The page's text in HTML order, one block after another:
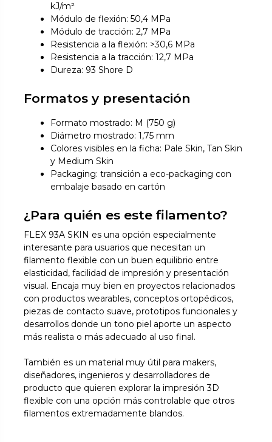
kJ/m²
Módulo de flexión: 50,4 MPa
Módulo de tracción: 2,7 MPa
Resistencia a la flexión: >30,6 MPa
Resistencia a la tracción: 12,7 MPa
Dureza: 93 Shore D
Formatos y presentación
Formato mostrado: M (750 g)
Diámetro mostrado: 1,75 mm
Colores visibles en la ficha: Pale Skin, Tan Skin
y Medium Skin
Packaging: transición a eco-packaging con
embalaje basado en cartón
¿Para quién es este filamento?
FLEX 93A SKIN es una opción especialmente
interesante para usuarios que necesitan un
filamento flexible con un buen equilibrio entre
elasticidad, facilidad de impresión y presentación
visual. Encaja muy bien en proyectos relacionados
con productos wearables, conceptos ortopédicos,
piezas de contacto suave, prototipos funcionales y
desarrollos donde un tono piel aporte un aspecto
más realista o más adecuado al uso final.
También es un material muy útil para makers,
diseñadores, ingenieros y desarrolladores de
producto que quieren explorar la impresión 3D
flexible con una opción más controlable que otros
filamentos extremadamente blandos.